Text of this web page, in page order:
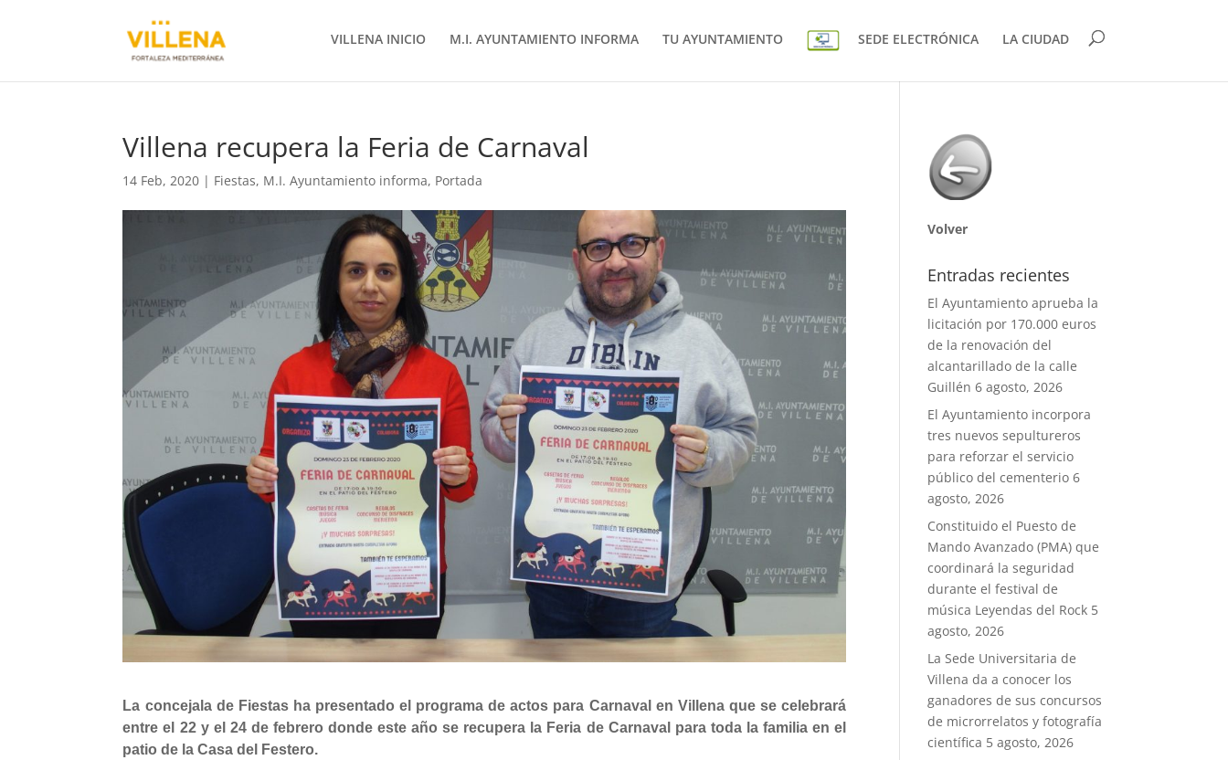
VILLENA INICIO M.I. AYUNTAMIENTO INFORMA TU AYUNTAMIENTO SEDE ELECTRÓNICA LA CIUDAD
Villena recupera la Feria de Carnaval
14 Feb, 2020 | Fiestas, M.I. Ayuntamiento informa, Portada
La concejala de Fiestas ha presentado el programa de actos para Carnaval en Villena que se celebrará
entre el 22 y el 24 de febrero donde este año se recupera la Feria de Carnaval para toda la familia en el
patio de la Casa del Festero.
Volver
Entradas recientes
El Ayuntamiento aprueba la
licitación por 170.000 euros
de la renovación del
alcantarillado de la calle
Guillén 6 agosto, 2026
El Ayuntamiento incorpora
tres nuevos sepultureros
para reforzar el servicio
público del cementerio 6
agosto, 2026
Constituido el Puesto de
Mando Avanzado (PMA) que
coordinará la seguridad
durante el festival de
música Leyendas del Rock 5
agosto, 2026
La Sede Universitaria de
Villena da a conocer los
ganadores de sus concursos
de microrrelatos y fotografía
científica 5 agosto, 2026